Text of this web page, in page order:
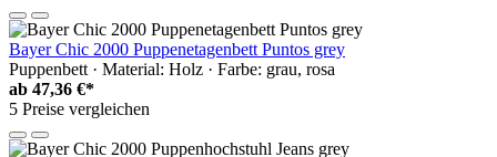
Bayer Chic 2000 Puppenetagenbett Puntos grey
Puppenbett · Material: Holz · Farbe: grau, rosa
ab 47,36 €*
5 Preise vergleichen